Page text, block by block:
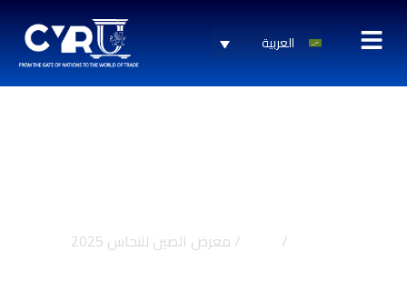
العربية
/ / معرض الصين للنحاس 2025